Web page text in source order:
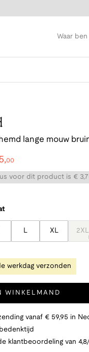
lange mouw
,00
voor dit product is €
L XL 2XL
werkdag verzonden
WINKELMAND
vanaf € 59,95 in
klantbeoordeling van